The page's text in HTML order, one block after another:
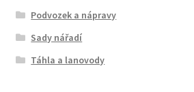
Podvozek a nápravy
Sady nářadí
Táhla a lanovody